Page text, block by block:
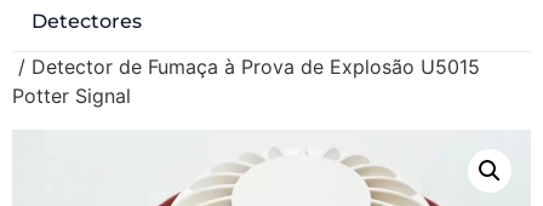
Detectores
/ Detector de Fumaça à Prova de Explosão U5015
Potter Signal